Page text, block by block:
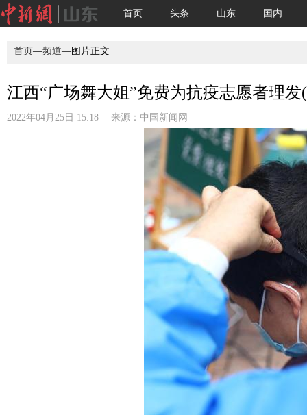
首页 头条 山东 国内
首页—频道—图片正文
江西“广场舞大姐”免费为抗疫志愿者理发
2022年04月25日 15:18 来源： 中国新闻网